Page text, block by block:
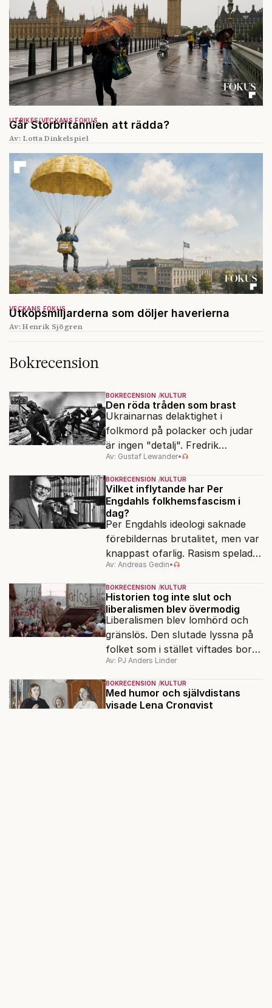
Går Storbritannien att rädda?
UTRIKES VECKANS FOKUS
Av: Lotta Dinkelspiel
Utköpsmiljarderna som döljer haverierna
VECKANS FOKUS
Av: Henrik Sjögren
Bokrecension
BOKRECENSION KULTUR
Den röda tråden som brast
Ukrainarnas delaktighet i
folkmord på polacker och judar
är ingen "detalj". Fredrik
Segerfeldts iver att skildra den
ryska imperialismen leder till en
förenklad bild av historien.
Av: Gustaf Lewander•
BOKRECENSION KULTUR
Vilket inflytande har Per
Engdahls folkhemsfascism i
dag?
Per Engdahls ideologi saknade
förebildernas brutalitet, men var
knappast ofarlig. Rasism spelades
ned i förmån för "kultur". Känns
det igen?
Av: Andreas Gedin•
BOKRECENSION KULTUR
Historien tog inte slut och
liberalismen blev övermodig
Liberalismen blev lomhörd och
gränslös. Den slutade lyssna på
folket som i stället viftades bort
och misstänkliggjordes. Men kan
liberalismen komma tillbaka?
Av: PJ Anders Linder
BOKRECENSION KULTUR
Med humor och självdistans
visade Lena Cronqvist